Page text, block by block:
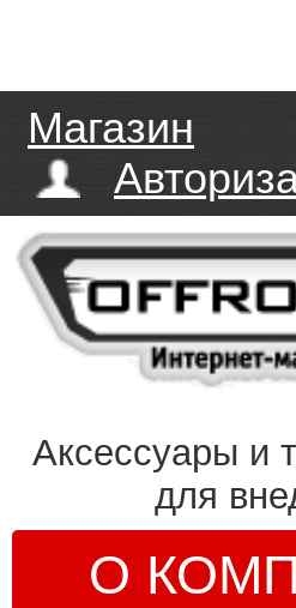
Магазин
Аксессуары и
для
О